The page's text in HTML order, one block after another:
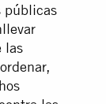
públicas
las